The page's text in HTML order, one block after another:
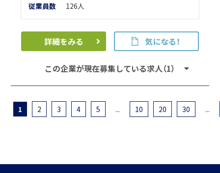
従業員数
126人
詳細をみる 気になる！
この企業が現在募集している求人（1）
1 2 3 4 5 ... 10 20 30 ...